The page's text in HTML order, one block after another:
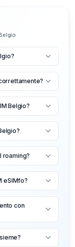
Belgio?
roaming?
eSIMfo?
con